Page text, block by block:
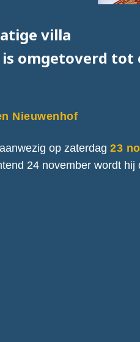
villa
omgetoverd tot
Nieuwenhof
op zaterdag23
24 november wordt